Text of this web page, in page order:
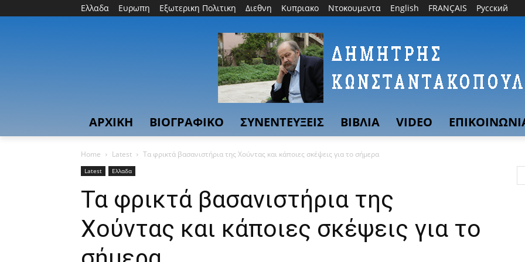
Ελλαδα Ευρωπη Εξωτερικη Πολιτικη Διεθνη Κυπριακο Ντοκουμεντα English FRANÇAIS Русский
ΑΡΧΙΚΗ ΒΙΟΓΡΑΦΙΚΟ ΣΥΝΕΝΤΕΥΞΕΙΣ ΒΙΒΛΙΑ VIDEO
Home Latest Τα φρικτά βασανιστήρια της Χούντας και κάποιες σκέψεις για το σήμερα
Latest Ελλαδα
Τα φρικτά βασανιστήρια της
Χούντας και κάποιες σκέψεις για το